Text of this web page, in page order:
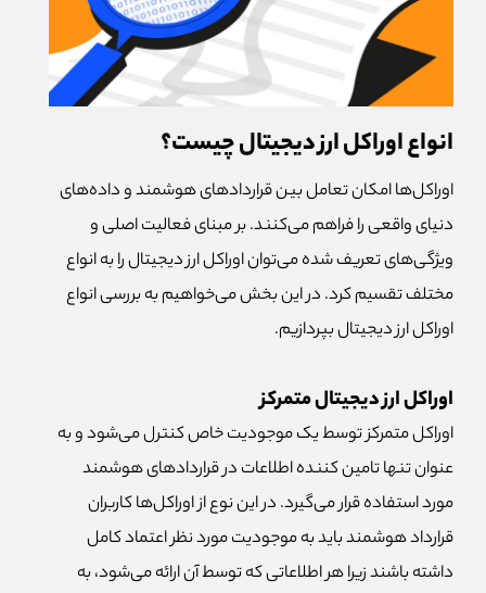
انواع اوراکل ارز دیجیتال چیست؟
اوراکل‌ها امکان تعامل بین قراردادهای هوشمند و داده‌های
دنیای واقعی را فراهم می‌کنند. بر مبنای فعالیت اصلی و
ویژگی‌های تعریف شده می‌توان اوراکل ارز دیجیتال را به انواع
مختلف تقسیم کرد. در این بخش می‌خواهیم به بررسی انواع
اوراکل ارز دیجیتال بپردازیم.
اوراکل ارز دیجیتال متمرکز
اوراکل متمرکز توسط یک موجودیت خاص کنترل می‌شود و به
عنوان تنها تامین کننده اطلاعات در قراردادهای هوشمند
مورد استفاده قرار می‌گیرد. در این نوع از اوراکل‌ها کاربران
قرارداد هوشمند باید به موجودیت مورد نظر اعتماد کامل
داشته باشند زیرا هر اطلاعاتی که توسط آن ارائه می‌شود، به